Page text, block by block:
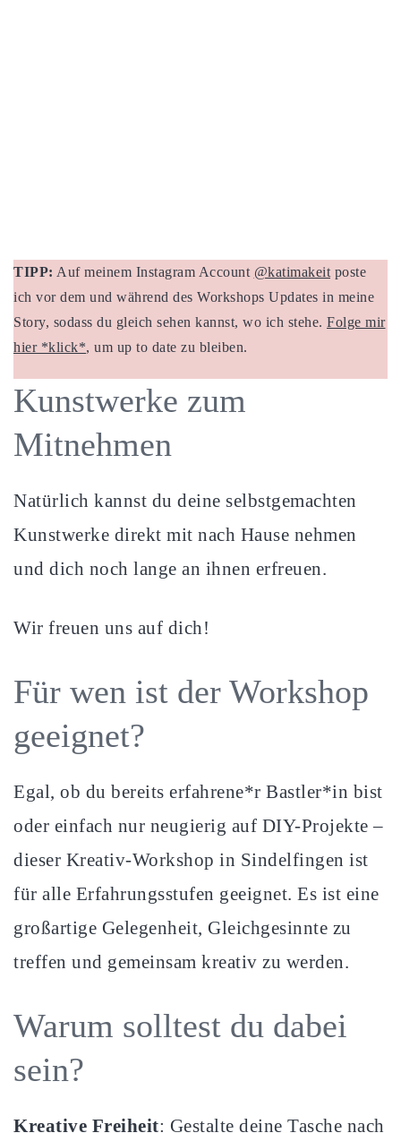
TIPP: Auf meinem Instagram Account @katimakeit poste
ich vor dem und während des Workshops Updates in meine
Story, sodass du gleich sehen kannst, wo ich stehe. Folge mir
hier *klick*, um up to date zu bleiben.
Kunstwerke zum
Mitnehmen
Natürlich kannst du deine selbstgemachten
Kunstwerke direkt mit nach Hause nehmen
und dich noch lange an ihnen erfreuen.
Wir freuen uns auf dich!
Für wen ist der Workshop
geeignet?
Egal, ob du bereits erfahrene*r Bastler*in bist
oder einfach nur neugierig auf DIY-Projekte –
dieser Kreativ-Workshop in Sindelfingen ist
für alle Erfahrungsstufen geeignet. Es ist eine
großartige Gelegenheit, Gleichgesinnte zu
treffen und gemeinsam kreativ zu werden.
Warum solltest du dabei
sein?
Kreative Freiheit: Gestalte deine Tasche nach